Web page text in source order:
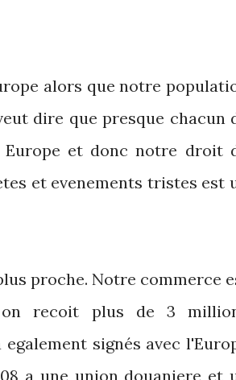
alors que notre
dire que presque chacun
et donc notre droit
et evenements tristes est
proche. Notre commerce
recoit plus de 3
signés avec
a une union douaniere et